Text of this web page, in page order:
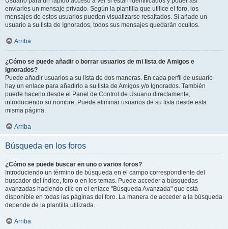
enviarles un mensaje privado. Según la plantilla que utilice el foro, los
mensajes de estos usuarios pueden visualizarse resaltados. Si añade un
usuario a su lista de Ignorados, todos sus mensajes quedarán ocultos.
Arriba
¿Cómo se puede añadir o borrar usuarios de mi lista de Amigos e
Ignorados?
Puede añadir usuarios a su lista de dos maneras. En cada perfil de usuario
hay un enlace para añadirlo a su lista de Amigos y/o Ignorados. También
puede hacerlo desde el Panel de Control de Usuario directamente,
introduciendo su nombre. Puede eliminar usuarios de su lista desde esta
misma página.
Arriba
Búsqueda en los foros
¿Cómo se puede buscar en uno o varios foros?
Introduciendo un término de búsqueda en el campo correspondiente del
buscador del índice, foro o en los temas. Puede acceder a búsquedas
avanzadas haciendo clic en el enlace "Búsqueda Avanzada" que está
disponible en todas las páginas del foro. La manera de acceder a la búsqueda
depende de la plantilla utilizada.
Arriba